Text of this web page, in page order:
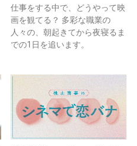
仕事をする中で、どうやって映
画を観てる？ 多彩な職業の
人々の、朝起きてから夜寝るま
での1日を追います。